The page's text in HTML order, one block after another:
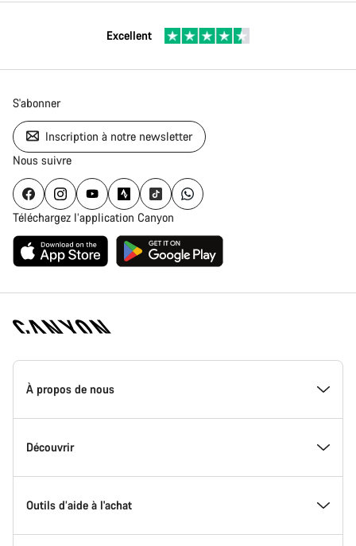
Excellent
S'abonner
Inscription à notre newsletter
Nous suivre
Téléchargez l’application Canyon
Page
d'accueil
Canyon
-
Canyon
À propos de nous
Inside Canyon
L'innovation chez Canyon
Découvrir
Evénements
Outils d’aide à l'achat